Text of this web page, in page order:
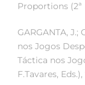
Proportions (2ª
GARGANTA, J.;
nos Jogos
Táctica nos
F.Tavares,